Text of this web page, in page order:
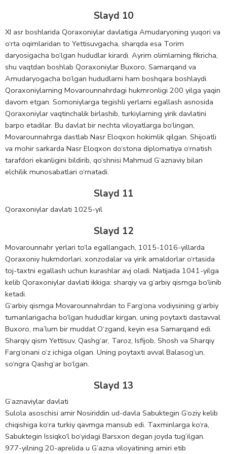
Slayd 10
XI asr boshlarida Qoraxoniylar davlatiga Amudaryoning yuqori va
o‘rta oqimlaridan to Yettisuvgacha, sharqda esa Torim
daryosigacha bo‘lgan hududlar kirardi. Ayrim olimlarning fikricha,
shu vaqtdan boshlab Qoraxoniylar Buxoro, Samarqand va
Amudaryogacha bo‘lgan hududlarni ham boshqara boshlaydi.
Qoraxoniylarning Movarounnahrdagi hukmronligi 200 yilga yaqin
davom etgan. Somoniylarga tegishli yerlarni egallash asnosida
Qoraxoniylar vaqtinchalik birlashib, turkiylarning yirik davlatini
barpo etadilar. Bu davlat bir nechta viloyatlarga bo‘lingan,
Movarounnahrga dastlab Nasr Eloqxon hokimlik qilgan. Shijoatli
va mohir sarkarda Nasr Eloqxon do‘stona diplomatiya o‘rnatish
tarafdori ekanligini bildirib, qo‘shnisi Mahmud G‘aznaviy bilan
elchilik munosabatlari o‘rnatadi.
Slayd 11
Qoraxoniylar davlati 1025-yil
Slayd 12
Movarounnahr yerlari to‘la egallangach, 1015-1016-yillarda
Qoraxoniy hukmdorlari, xonzodalar va yirik amaldorlar o‘rtasida
toj-taxtni egallash uchun kurashlar avj oladi. Natijada 1041-yilga
kelib Qoraxoniylar davlati ikkiga: sharqiy va g‘arbiy qismga bo‘linib
ketadi.
G‘arbiy qismga Movarounnahrdan to Farg‘ona vodiysining g‘arbiy
tumanlarigacha bo‘lgan hududlar kirgan, uning poytaxti dastavval
Buxoro, ma’lum bir muddat O‘zgand, keyin esa Samarqand edi.
Sharqiy qism Yettisuv, Qashg‘ar, Taroz, Isfijob, Shosh va Sharqiy
Farg‘onani o‘z ichiga olgan. Uning poytaxti avval Balasog‘un,
so‘ngra Qashg‘ar bo‘lgan.
Slayd 13
G‘aznaviylar davlati
Sulola asoschisi amir Nosiriddin ud-davla Sabuktegin G‘oziy kelib
chiqishiga ko‘ra turkiy qavmga mansub edi. Taxminlarga ko‘ra,
Sabuktegin Issiqko‘l bo‘yidagi Barsxon degan joyda tug’ilgan.
977-yilning 20-aprelida u G’azna viloyatining amiri etib